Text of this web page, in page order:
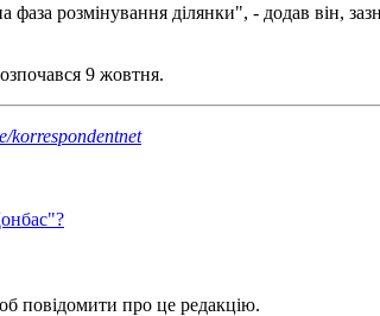
фаза розмінування ділянки", - додав він,
9 жовтня.
korrespondentnet
повідомити про це редакцію.